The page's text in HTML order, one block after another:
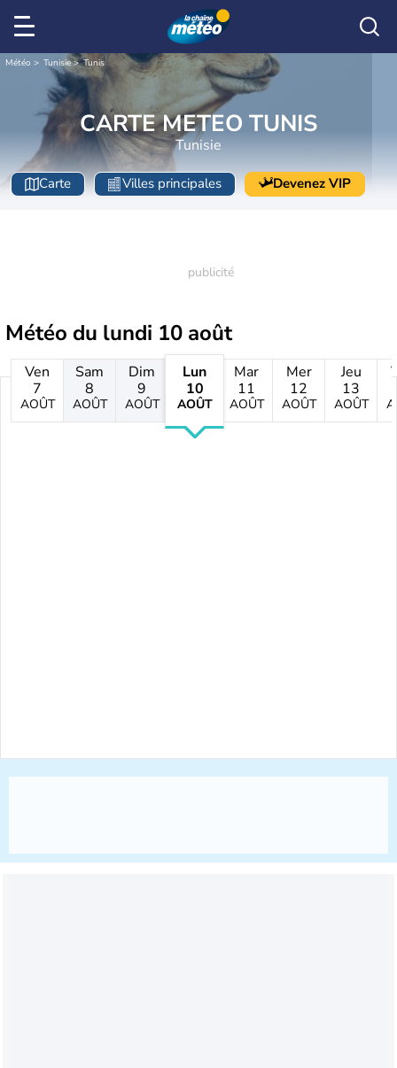
Météo Tunisie Tunis
CARTE METEO TUNIS
Tunisie
Carte Villes principales Devenez VIP
Météo du lundi 10 août
Ven
7
AOÛT
Sam
8
AOÛT
Dim
9
AOÛT
Lun
10
AOÛT
Mar
11
AOÛT
Mer
12
AOÛT
Jeu
13
AOÛT